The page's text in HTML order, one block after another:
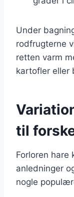
Under
rodfrugterne
retten varm
kartofler eller
til
Forloren hare
anledninger
nogle